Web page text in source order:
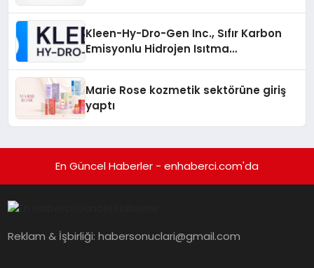
Kleen-Hy-Dro-Gen Inc., Sıfır Karbon
Emisyonlu Hidrojen Isıtma
Marie Rose kozmetik sektörüne giriş
yaptı
En Güncel Haberler - enhaberci.com'da
Reklam & İşbirliği:habersonuclari@gmail.com